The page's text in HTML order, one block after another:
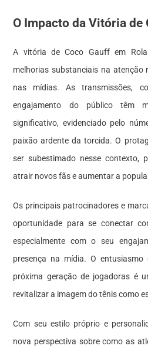
O Impacto da Vitória de
A vitória de Coco Gauff em
melhorias substanciais na atenção
nas mídias. As transmissões,
engajamento do público têm
significativo, evidenciado pelo
paixão ardente da torcida. O
ser subestimado nesse contexto,
atrair novos fãs e aumentar a
Os principais patrocinadores e
oportunidade para se conectar
especialmente com o seu
presença na mídia. O
próxima geração de jogadoras é
revitalizar a imagem do tênis como
Com seu estilo próprio e
nova perspectiva sobre como as